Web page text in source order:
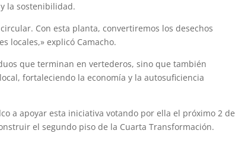
la sostenibilidad.
Con esta planta, convertiremos los desechos
locales,» explicó Camacho.
que terminan en vertederos, sino que también
fortaleciendo la economía y la autosuficiencia
a apoyar esta iniciativa votando por ella el próximo 2 de
el segundo piso de la Cuarta Transformación.